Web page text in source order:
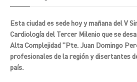
Esta ciudad es sede hoy y mañana del V
Cardiología del Tercer Milenio que se
Alta Complejidad "Pte. Juan Domingo
profesionales de la región y disertantes
país.